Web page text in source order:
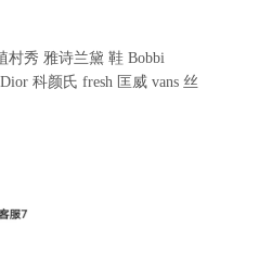
村秀 雅诗兰黛 鞋 Bobbi
Dior 科颜氏 fresh 匡威 vans 丝